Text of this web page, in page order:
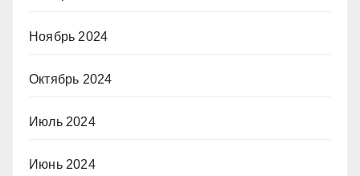
Ноябрь 2024
Октябрь 2024
Июль 2024
Июнь 2024